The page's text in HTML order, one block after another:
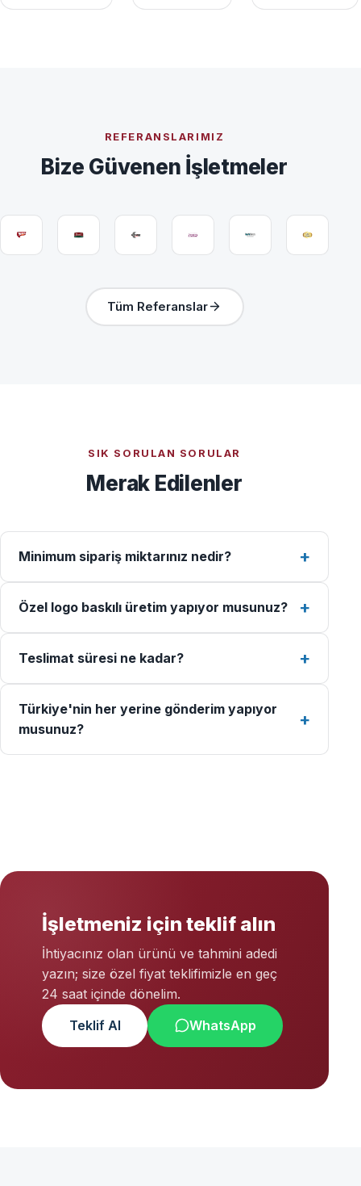
REFERANSLARIMIZ
Bize Güvenen İşletmeler
Tüm Referanslar
SIK SORULAN SORULAR
Merak Edilenler
Minimum sipariş miktarınız nedir?
Özel logo baskılı üretim yapıyor musunuz?
Teslimat süresi ne kadar?
Türkiye'nin her yerine gönderim yapıyor
musunuz?
İşletmeniz için teklif alın
İhtiyacınız olan ürünü ve tahmini adedi
yazın; size özel fiyat teklifimizle en geç
24 saat içinde dönelim.
Teklif Al
WhatsApp